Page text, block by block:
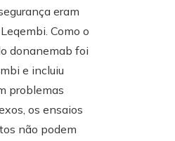
eram
Como o
donanemab foi
e incluiu
problemas
os ensaios
não podem